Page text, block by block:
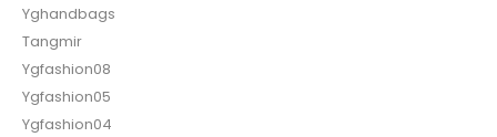
Yghandbags
Tangmir
Ygfashion08
Ygfashion05
Ygfashion04